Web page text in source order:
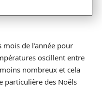
mois de l’année pour
oscillent entre
nombreux et cela
particulière des Noëls